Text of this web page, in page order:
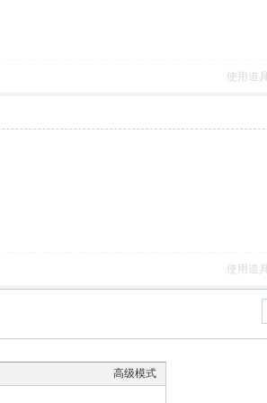
使用道具
使用道具
高级模式